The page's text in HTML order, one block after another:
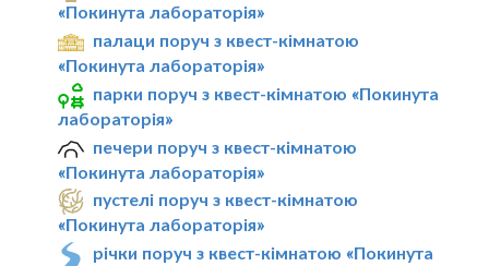
«Покинута лабораторія»
палаци поруч з квест-кімнатою
«Покинута лабораторія»
парки поруч з квест-кімнатою «Покинута
лабораторія»
печери поруч з квест-кімнатою
«Покинута лабораторія»
пустелі поруч з квест-кімнатою
«Покинута лабораторія»
річки поруч з квест-кімнатою «Покинута